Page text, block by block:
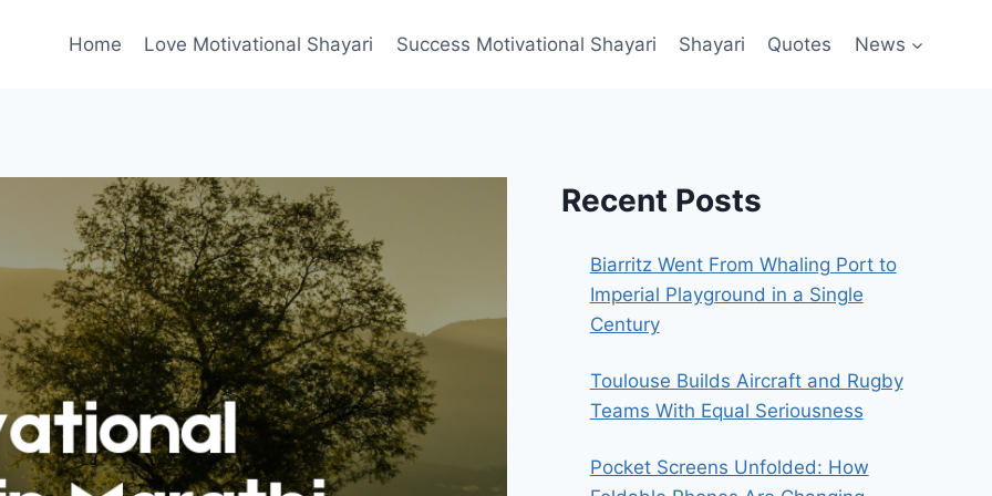
Home Love Motivational Shayari Success Motivational Shayari​ Shayari Quotes News
Recent Posts
Biarritz Went From Whaling Port to
Imperial Playground in a Single
Century
Toulouse Builds Aircraft and Rugby
Teams With Equal Seriousness
Pocket Screens Unfolded: How